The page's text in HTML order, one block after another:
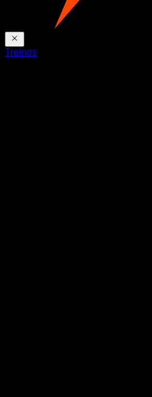
Treinos